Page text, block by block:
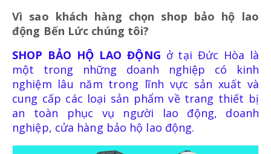
PCCC
BÌNH PHÒNG CHÁY CHỮA CHÁY
DỤNG CỤ PHÒNG CHÁY CHỮA CHÁY
Vì sao khách hàng chọn shop bảo hộ lao
động Bến Lức chúng tôi?
SHOP BẢO HỘ LAO ĐỘNG ở tại Đức Hòa là
một trong những doanh nghiệp có kinh
nghiệm lâu năm trong lĩnh vực sản xuất và
cung cấp các loại sản phẩm về trang thiết bị
an toàn phục vụ người lao động, doanh
nghiệp, cửa hàng bảo hộ lao động.